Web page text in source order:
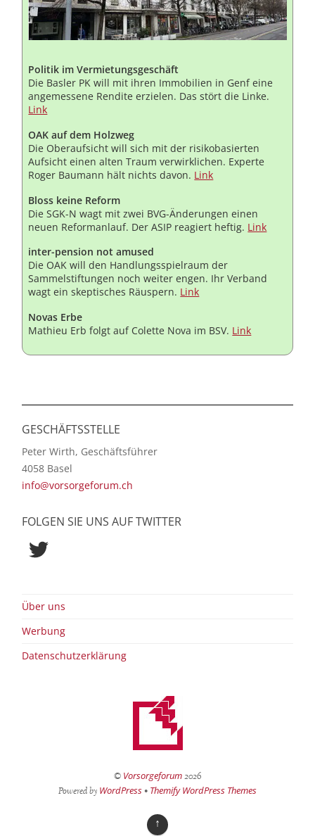
Politik im Vermietungsgeschäft
Die Basler PK will mit ihren Immobilien in Genf eine
angemessene Rendite erzielen. Das stört die Linke.
Link
OAK auf dem Holzweg
Die Oberaufsicht will sich mit der risikobasierten
Aufsicht einen alten Traum verwirklichen. Experte
Roger Baumann hält nichts davon. Link
Bloss keine Reform
Die SGK-N wagt mit zwei BVG-Änderungen einen
neuen Reformanlauf. Der ASIP reagiert heftig. Link
inter-pension not amused
Die OAK will den Handlungsspielraum der
Sammelstiftungen noch weiter engen. Ihr Verband
wagt ein skeptisches Räuspern. Link
Novas Erbe
Mathieu Erb folgt auf Colette Nova im BSV. Link
GESCHÄFTSSTELLE
Peter Wirth, Geschäftsführer
4058 Basel
info@vorsorgeforum.ch
FOLGEN SIE UNS AUF TWITTER
Über uns
Werbung
Datenschutzerklärung
© Vorsorgeforum2026
Powered by WordPress • Themify WordPress Themes
↑